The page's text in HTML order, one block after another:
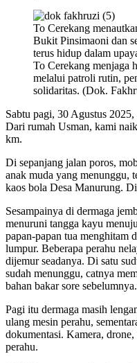
To Cerekang
Bukit Pinsimaoni dan
terus hidup dalam
To Cerekang menjaga
melalui patroli rutin,
solidaritas. (Dok.
Sabtu pagi, 30 Agustus
Dari rumah Usman, kami
km.
Di sepanjang jalan poros,
anak muda yang menunggu,
kaos bola Desa Manurung.
Sesampainya di dermaga
menuruni tangga kayu
papan-papan tua menghitam
lumpur. Beberapa perahu
dijemur seadanya. Di satu
sudah menunggu, catnya
bahan bakar sore sebelumnya.
Pagi itu dermaga masih
ulang mesin perahu,
dokumentasi. Kamera,
perahu.